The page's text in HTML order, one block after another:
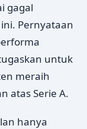
gagal
Pernyataan
untuk
meraih
atas Serie A.
hanya